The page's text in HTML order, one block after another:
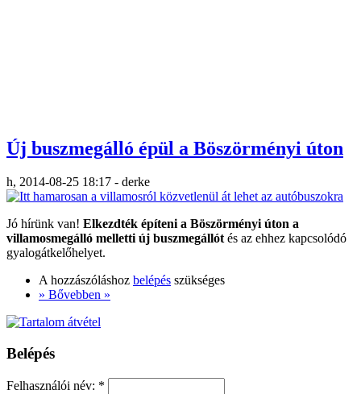
Új buszmegálló épül a Böszörményi úton
h, 2014-08-25 18:17 - derke
Jó hírünk van! Elkezdték építeni a Böszörményi úton a
villamosmegálló melletti új buszmegállótés az ehhez kapcsolódó
gyalogátkelőhelyet.
A hozzászóláshoz belépés szükséges
» Bővebben »
Belépés
Felhasználói név: *